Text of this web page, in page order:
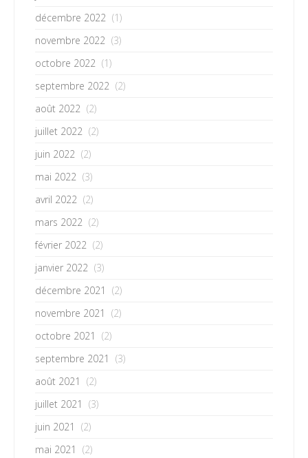
décembre 2022 (1)
novembre 2022 (3)
octobre 2022 (1)
septembre 2022 (2)
août 2022 (2)
juillet 2022 (2)
juin 2022 (2)
mai 2022 (3)
avril 2022 (2)
mars 2022 (2)
février 2022 (2)
janvier 2022 (3)
décembre 2021
(2)
novembre 2021
(2)
octobre 2021
(2)
septembre 2021
(3)
août 2021
(2)
juillet 2021
(3)
juin 2021
(2)
mai 2021
(2)